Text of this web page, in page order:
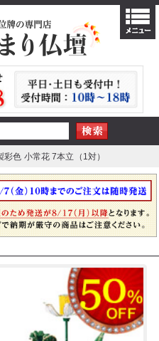
彩色 小常花 7本立（1対）